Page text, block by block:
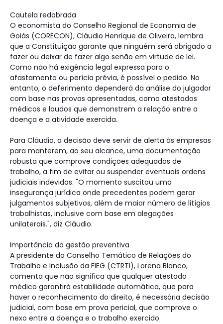
Cautela redobrada
O economista do Conselho Regional de Economia de
Goiás (CORECON), Cláudio Henrique de Oliveira, lembra
que a Constituição garante que ninguém será obrigado a
fazer ou deixar de fazer algo senão em virtude de lei.
Como não há exigência legal expressa para o
afastamento ou perícia prévia, é possível o pedido. No
entanto, o deferimento dependerá da análise do julgador
com base nas provas apresentadas, como atestados
médicos e laudos que demonstrem a relação entre a
doença e a atividade exercida.
Para Cláudio, a decisão deve servir de alerta às empresas
para manterem, ao seu alcance, uma documentação
robusta que comprove condições adequadas de
trabalho, a fim de evitar ou suspender eventuais ordens
judiciais indevidas. "O momento suscitou uma
insegurança jurídica onde precedentes podem gerar
julgamentos subjetivos, além de maior número de litígios
trabalhistas, inclusive com base em alegações
unilaterais.", diz Cláudio.
Importância da gestão preventiva
A presidente do Conselho Temático de Relações do
Trabalho e Inclusão da FIEG (CTRTI), Lorena Blanco,
comenta que não significa que qualquer atestado
médico garantirá estabilidade automática, que para
haver o reconhecimento do direito, é necessária decisão
judicial, com base em prova pericial, que comprove o
nexo entre a doença e o trabalho exercido.